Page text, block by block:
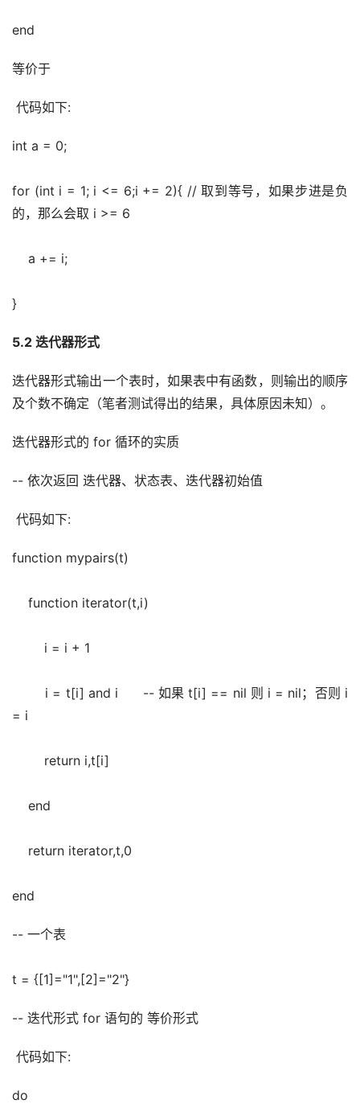
end
等价于
代码如下:
int a = 0;
for (int i = 1; i <= 6;i += 2){ // 取到等号，如果步进是负
的，那么会取 i >= 6
a += i;
}
5.2 迭代器形式
迭代器形式输出一个表时，如果表中有函数，则输出的顺序
及个数不确定（笔者测试得出的结果，具体原因未知）。
迭代器形式的 for 循环的实质
-- 依次返回 迭代器、状态表、迭代器初始值
代码如下:
function mypairs(t)
function iterator(t,i)
i = i + 1
i = t[i] and i      -- 如果 t[i] == nil 则 i = nil；否则 i
= i
return i,t[i]
end
return iterator,t,0
end
-- 一个表
t = {[1]="1",[2]="2"}
-- 迭代形式 for 语句的 等价形式
代码如下:
do